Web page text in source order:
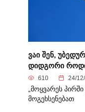
ვაი შენ,
დიდგორი
610 24/
„მოყვარეს
მოგეხსენებათ